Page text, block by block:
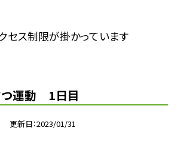
セス制限が掛かっています
つ運動 1日目
更新日 2023/01/31